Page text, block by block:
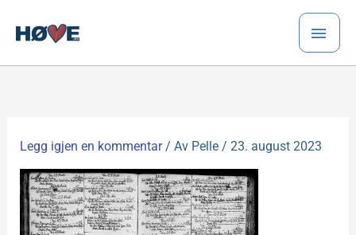
rett
innholdet
Legg igjen en kommentar / Av Pelle / 23. august 2023